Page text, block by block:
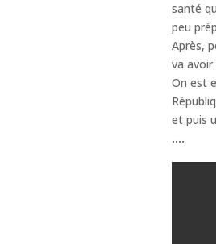
santé
peu
Après,
va avoir
On est
et puis
....